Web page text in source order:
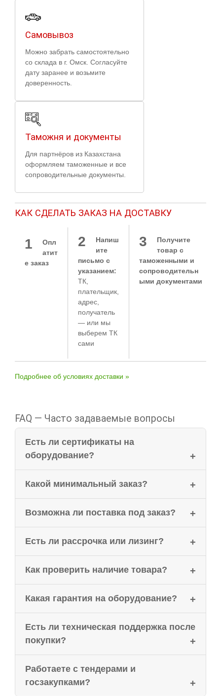
Самовывоз
Можно забрать самостоятельно
со склада в г. Омск. Согласуйте
дату заранее и возьмите
доверенность.
Таможня и документы
Для партнёров из Казахстана
оформляем таможенные и все
сопроводительные документы.
КАК СДЕЛАТЬ ЗАКАЗ НА ДОСТАВКУ
1
Опл
атит
е заказ
2
Напиш
ите
письмо с
указанием:
ТК,
плательщик,
адрес,
получатель
— или мы
выберем ТК
сами
3
Получите
товар с
таможенными и
сопроводительн
ыми документами
Подробнее об условиях доставки »
FAQ — Часто задаваемые вопросы
Есть ли сертификаты на
оборудование?
Какой минимальный заказ?
Возможна ли поставка под заказ?
Есть ли рассрочка или лизинг?
Как проверить наличие товара?
Какая гарантия на оборудование?
Есть ли техническая поддержка после
покупки?
Работаете с тендерами и
госзакупками?